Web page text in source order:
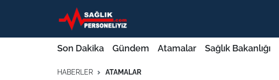
Son Dakika Gündem Atamalar Sağlık Bakanlığı
HABERLER ATAMALAR
Son Dakika
Nöbetçi Eczaneler